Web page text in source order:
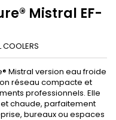
Mistral EF-
COOLERS
Mistral version eau froide
réseau compacte et
professionnels. Elle
chaude, parfaitement
bureaux ou espaces